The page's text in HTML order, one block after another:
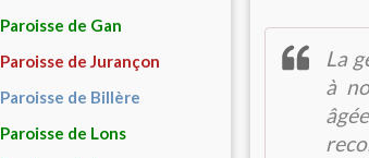
Paroisse de Gan
Paroisse de Jurançon
Paroisse de Billère
Paroisse de Lons
La
à